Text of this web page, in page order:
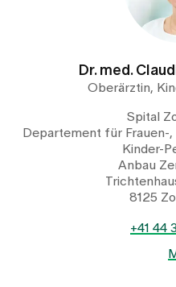
Dr. med.
Oberärztin,
Spital
Departement für Frauen-
Kinder-
Anbau
8125
+41 44